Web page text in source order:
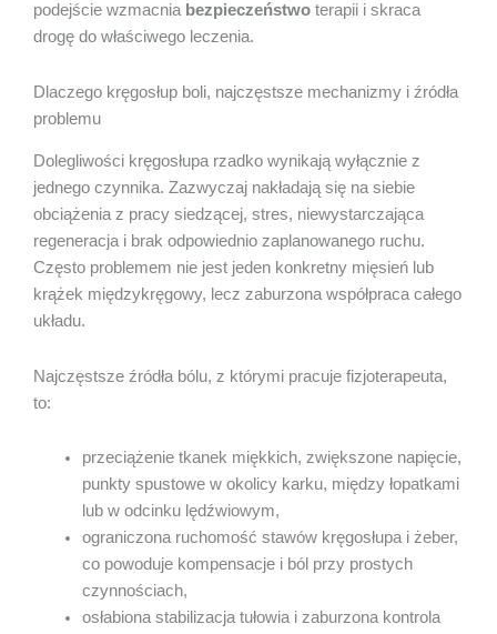
podejście wzmacnia bezpieczeństwo terapii i skraca
drogę do właściwego leczenia.
Dlaczego kręgosłup boli, najczęstsze mechanizmy i źródła
problemu
Dolegliwości kręgosłupa rzadko wynikają wyłącznie z
jednego czynnika. Zazwyczaj nakładają się na siebie
obciążenia z pracy siedzącej, stres, niewystarczająca
regeneracja i brak odpowiednio zaplanowanego ruchu.
Często problemem nie jest jeden konkretny mięsień lub
krążek międzykręgowy, lecz zaburzona współpraca całego
układu.
Najczęstsze źródła bólu, z którymi pracuje fizjoterapeuta,
to:
przeciążenie tkanek miękkich, zwiększone napięcie,
punkty spustowe w okolicy karku, między łopatkami
lub w odcinku lędźwiowym,
ograniczona ruchomość stawów kręgosłupa i żeber,
co powoduje kompensacje i ból przy prostych
czynnościach,
osłabiona stabilizacja tułowia i zaburzona kontrola